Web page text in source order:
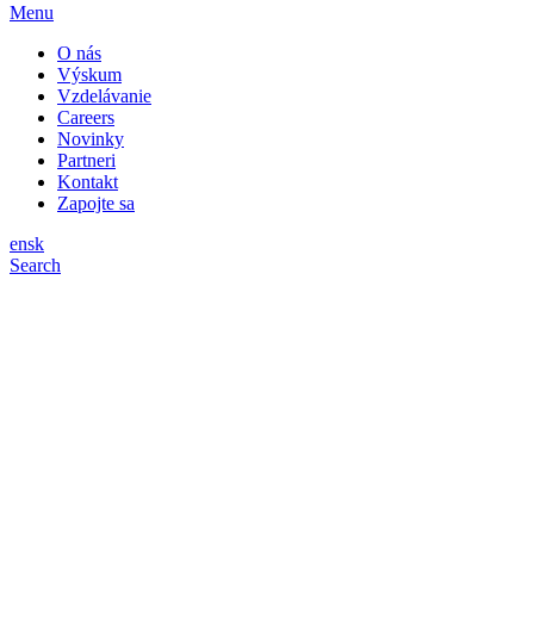
Menu
O nás
Výskum
Vzdelávanie
Careers
Novinky
Partneri
Kontakt
Zapojte sa
ensk
Search